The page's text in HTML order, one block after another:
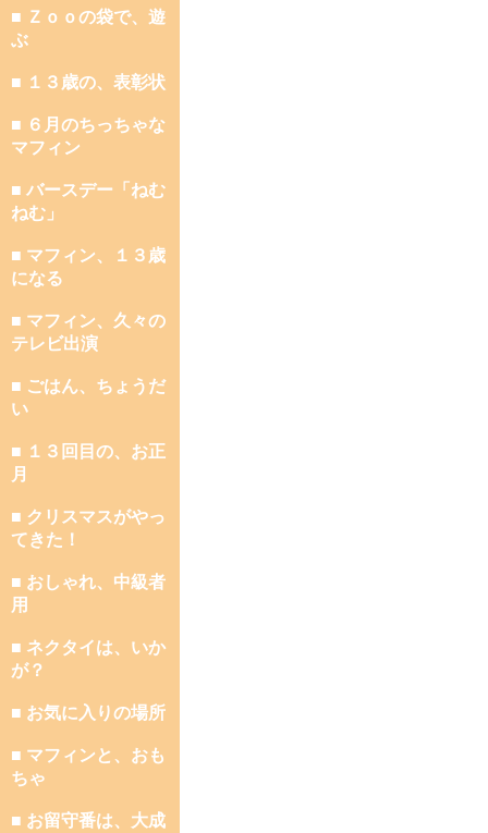
■ Ｚｏｏの袋で、遊
ぶ
■ １３歳の、表彰状
■ ６月のちっちゃな
マフィン
■ バースデー「ねむ
ねむ」
■ マフィン、１３歳
になる
■ マフィン、久々の
テレビ出演
■ ごはん、ちょうだ
い
■ １３回目の、お正
月
■ クリスマスがやっ
てきた！
■ おしゃれ、中級者
用
■ ネクタイは、いか
が？
■ お気に入りの場所
■ マフィンと、おも
ちゃ
■ お留守番は、大成